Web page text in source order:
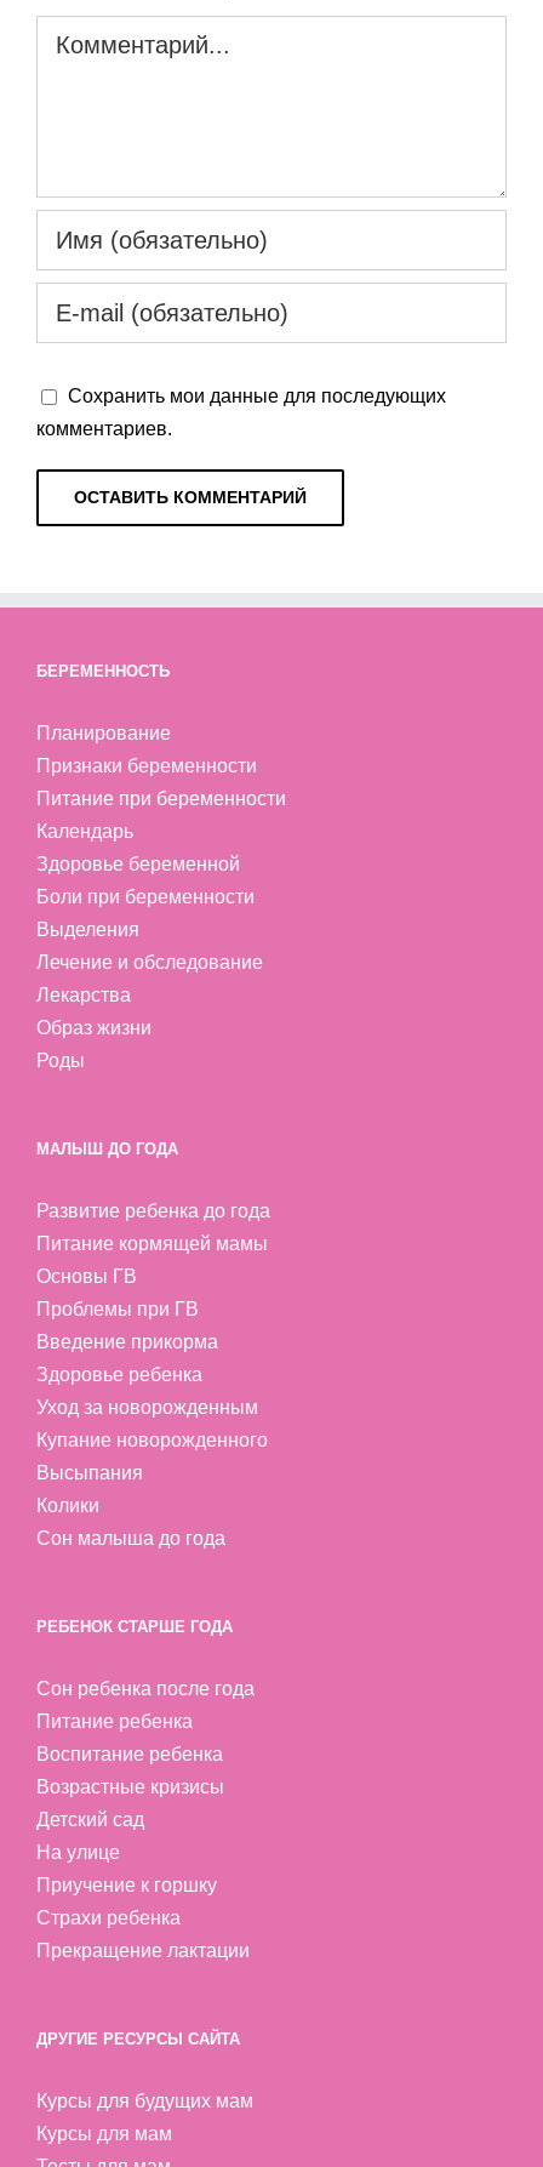
Сохранить мои данные для последующих
комментариев.
БЕРЕМЕННОСТЬ
Планирование
Признаки беременности
Питание при беременности
Календарь
Здоровье беременной
Боли при беременности
Выделения
Лечение и обследование
Лекарства
Образ жизни
Роды
МАЛЫШ ДО ГОДА
Развитие ребенка до года
Питание кормящей мамы
Основы ГВ
Проблемы при ГВ
Введение прикорма
Здоровье ребенка
Уход за новорожденным
Купание новорожденного
Высыпания
Колики
Сон малыша до года
РЕБЕНОК СТАРШЕ ГОДА
Сон ребенка после года
Питание ребенка
Воспитание ребенка
Возрастные кризисы
Детский сад
На улице
Приучение к горшку
Страхи ребенка
Прекращение лактации
ДРУГИЕ РЕСУРСЫ САЙТА
Курсы для будущих мам
Курсы для мам